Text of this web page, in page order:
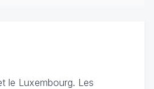
le Luxembourg. Les